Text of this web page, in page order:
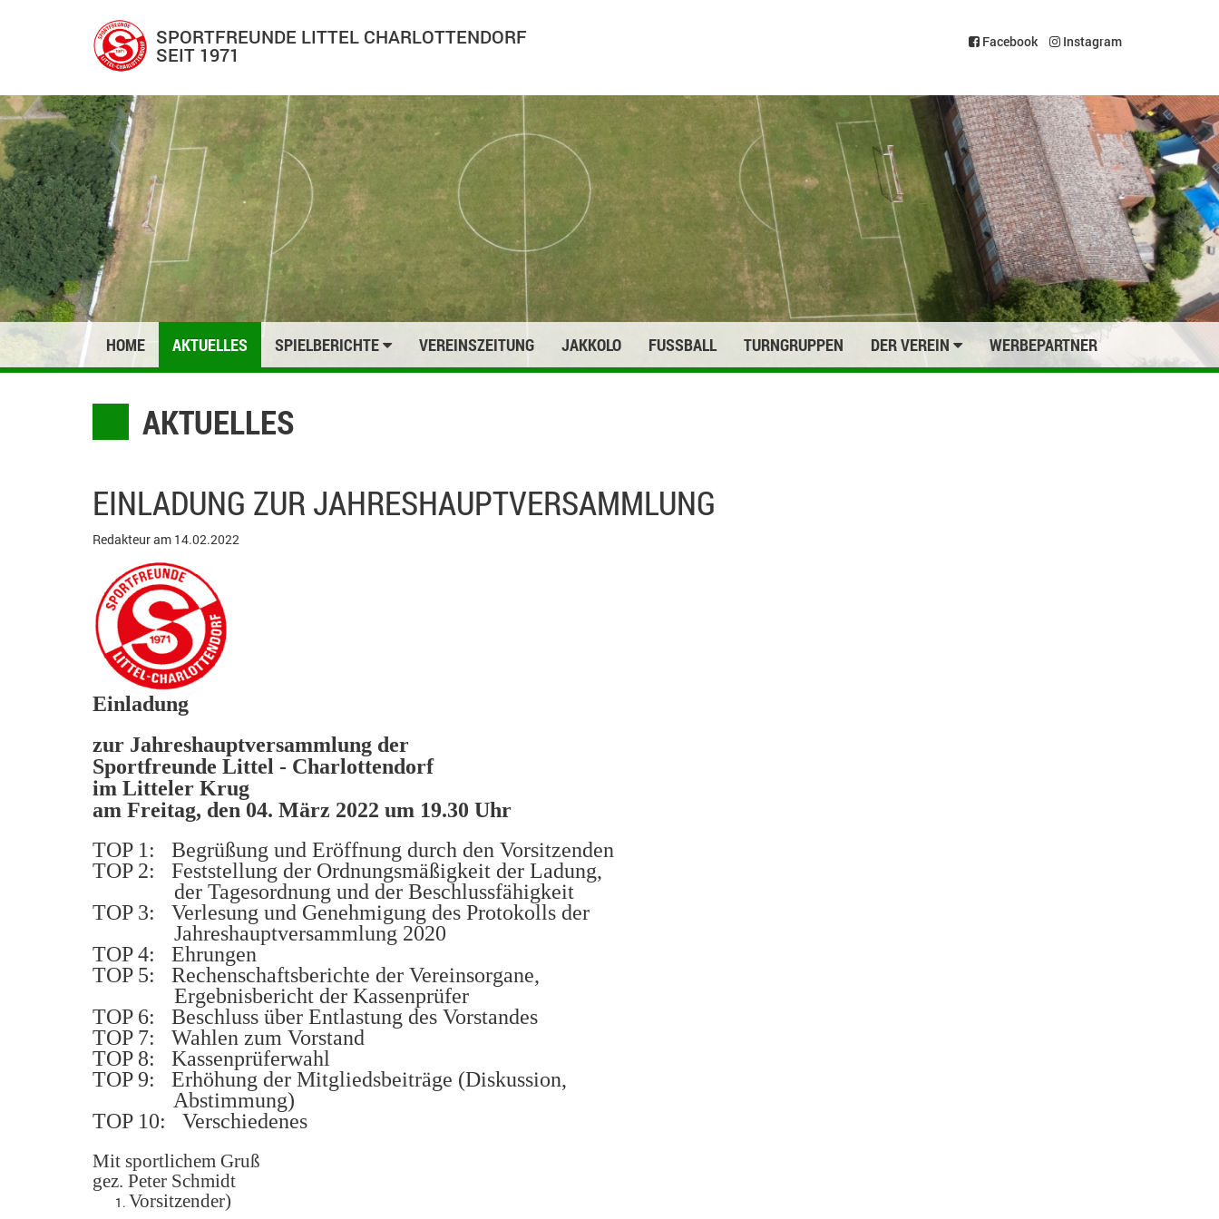
SPORTFREUNDE LITTEL CHARLOTTENDORF
SEIT 1971
Facebook Instagram
HOME AKTUELLES SPIELBERICHTE VEREINSZEITUNG JAKKOLO FUSSBALL TURNGRUPPEN DER VEREIN WERBEPARTNER
AKTUELLES
EINLADUNG ZUR JAHRESHAUPTVERSAMMLUNG
Redakteur am 14.02.2022
Einladung
zur Jahreshauptversammlung der
Sportfreunde Littel - Charlottendorf
im Litteler Krug
am Freitag, den 04. März 2022 um 19.30 Uhr
TOP 1: Begrüßung und Eröffnung durch den Vorsitzenden
TOP 2: Feststellung der Ordnungsmäßigkeit der Ladung,
der Tagesordnung und der Beschlussfähigkeit
TOP 3: Verlesung und Genehmigung des Protokolls der
Jahreshauptversammlung 2020
TOP 4: Ehrungen
TOP 5: Rechenschaftsberichte der Vereinsorgane,
Ergebnisbericht der Kassenprüfer
TOP 6: Beschluss über Entlastung des Vorstandes
TOP 7: Wahlen zum Vorstand
TOP 8: Kassenprüferwahl
TOP 9: Erhöhung der Mitgliedsbeiträge (Diskussion,
Abstimmung)
TOP 10: Verschiedenes
Mit sportlichem Gruß
gez. Peter Schmidt
Vorsitzender)